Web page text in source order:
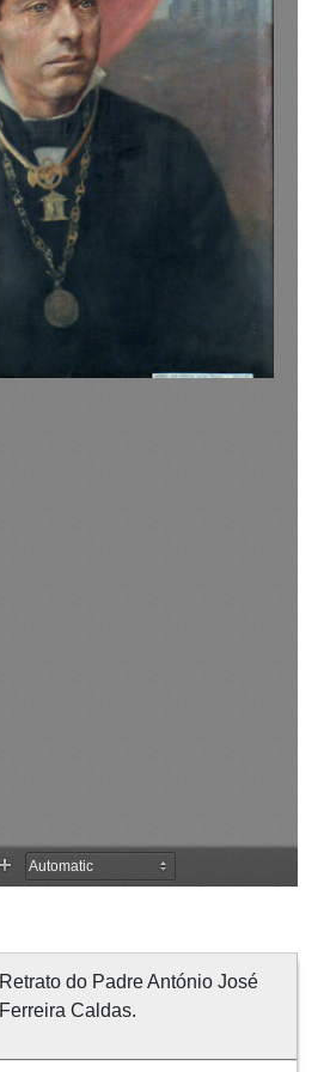
Retrato do Padre António José
Ferreira Caldas.